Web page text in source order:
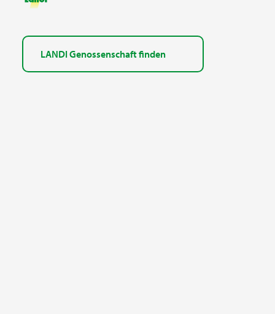
LANDI Genossenschaft finden